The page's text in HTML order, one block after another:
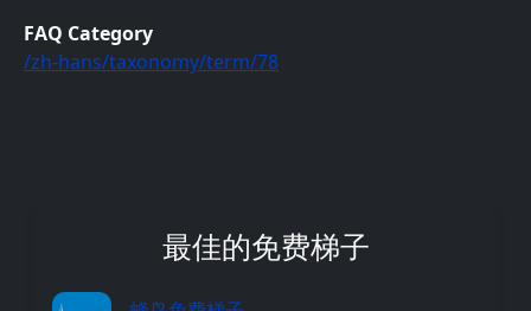
最佳的免费梯子
FAQ Category
/zh-hans/taxonomy/term/78